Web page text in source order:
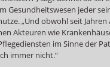
Gesundheitswesen jeder
„Und obwohl seit Jahren
Akteuren wie
im Sinne der
immer nicht.“